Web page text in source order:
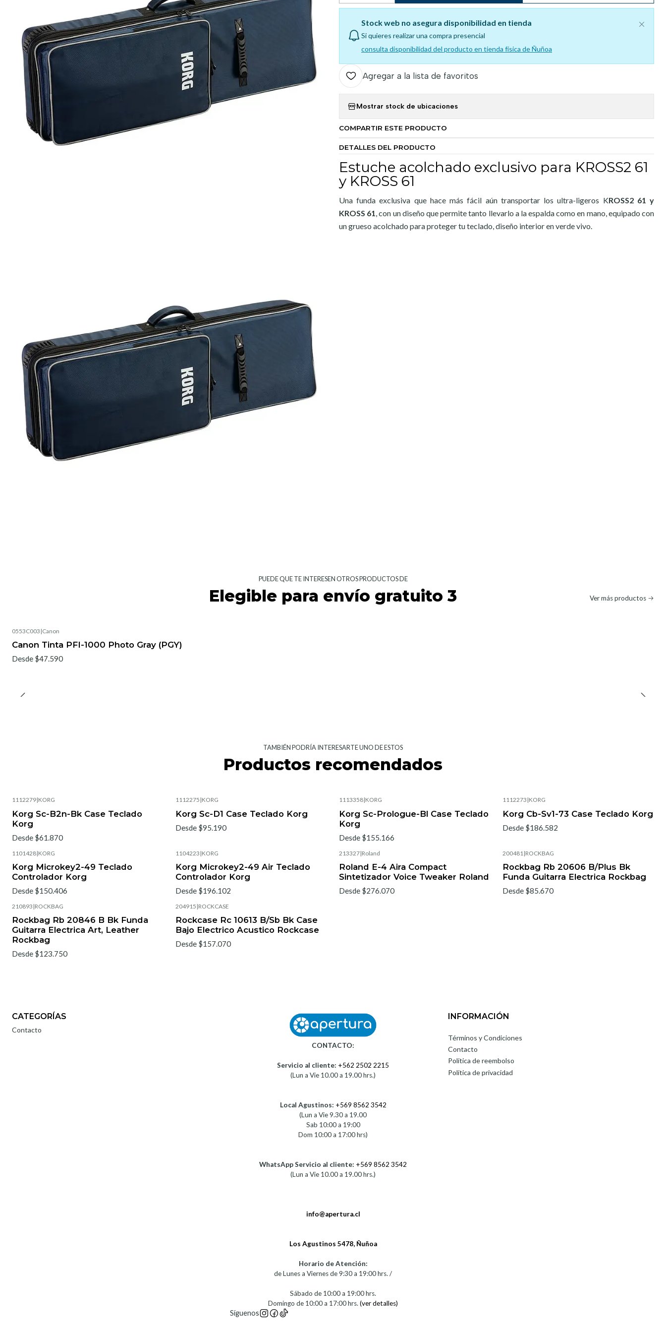
Stock web no asegura disponibilidad en tienda
Si quieres realizar una compra presencial
consulta disponibilidad del producto en tienda física de Ñuñoa
Agregar a la lista de favoritos
Mostrar stock de ubicaciones
COMPARTIR ESTE PRODUCTO
DETALLES DEL PRODUCTO
Estuche acolchado exclusivo para KROSS2 61
y KROSS 61
Una funda exclusiva que hace más fácil aún transportar los ultra-ligeros KROSS2 61 y
KROSS 61, con un diseño que permite tanto llevarlo a la espalda como en mano, equipado con
un grueso acolchado para proteger tu teclado, diseño interior en verde vivo.
PUEDE QUE TE INTERESEN OTROS PRODUCTOS DE
Elegible para envío gratuito 3 Ver más productos
0553C003 |Canon
Canon Tinta PFI-1000 Photo Gray (PGY)
Desde $47.590
TAMBIÉN PODRÍA INTERESARTE UNO DE ESTOS
Productos recomendados
1112279|KORG
Korg Sc-B2n-Bk Case Teclado
Korg
Desde $61.870
1112275 |KORG
Korg Sc-D1 Case Teclado Korg
Desde $95.190
1113358|KORG
Korg Sc-Prologue-Bl Case Teclado
Korg
Desde $155.166
1112273 |KORG
Korg Cb-Sv1-73 Case Teclado Korg
Desde $186.582
1101428|KORG
Korg Microkey2-49 Teclado
Controlador Korg
Desde $150.406
1104223 |KORG
Korg Microkey2-49 Air Teclado
Controlador Korg
Desde $196.102
213327|Roland
Roland E-4 Aira Compact
Sintetizador Voice Tweaker Roland
Desde $276.070
200481 |ROCKBAG
Rockbag Rb 20606 B/Plus Bk
Funda Guitarra Electrica Rockbag
Desde $85.670
210893 |ROCKBAG
Rockbag Rb 20846 B Bk Funda
Guitarra Electrica Art, Leather
Rockbag
Desde $123.750
204915 |ROCKCASE
Rockcase Rc 10613 B/Sb Bk Case
Bajo Electrico Acustico Rockcase
Desde $157.070
CATEGORÍAS
Contacto
CONTACTO:
Servicio al cliente: +562 2502 2215
(Lun a Vie 10.00 a 19.00 hrs.)
Local Agustinos: +569 8562 3542
(Lun a Vie 9.30 a 19.00
Sab 10:00 a 19:00
Dom 10:00 a 17:00 hrs)
WhatsApp Servicio al cliente: +569 8562 3542
(Lun a Vie 10.00 a 19.00 hrs.)
info@apertura.cl
Los Agustinos 5478, Ñuñoa
Horario de Atención:
de Lunes a Viernes de 9:30 a 19:00 hrs. /
Sábado de 10:00 a 19:00 hrs.
Domingo de 10:00 a 17:00 hrs.(ver detalles)
Síguenos
INFORMACIÓN
Términos y Condiciones
Contacto
Política de reembolso
Política de privacidad